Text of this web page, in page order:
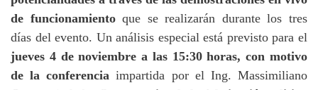
de funcionamientoque se realizarán durante los tres
días del evento. Un análisis especial está previsto para el
jueves 4 de noviembre a las 15:30 horas, con motivo
de la conferencia impartida por el Ing. Massimiliano